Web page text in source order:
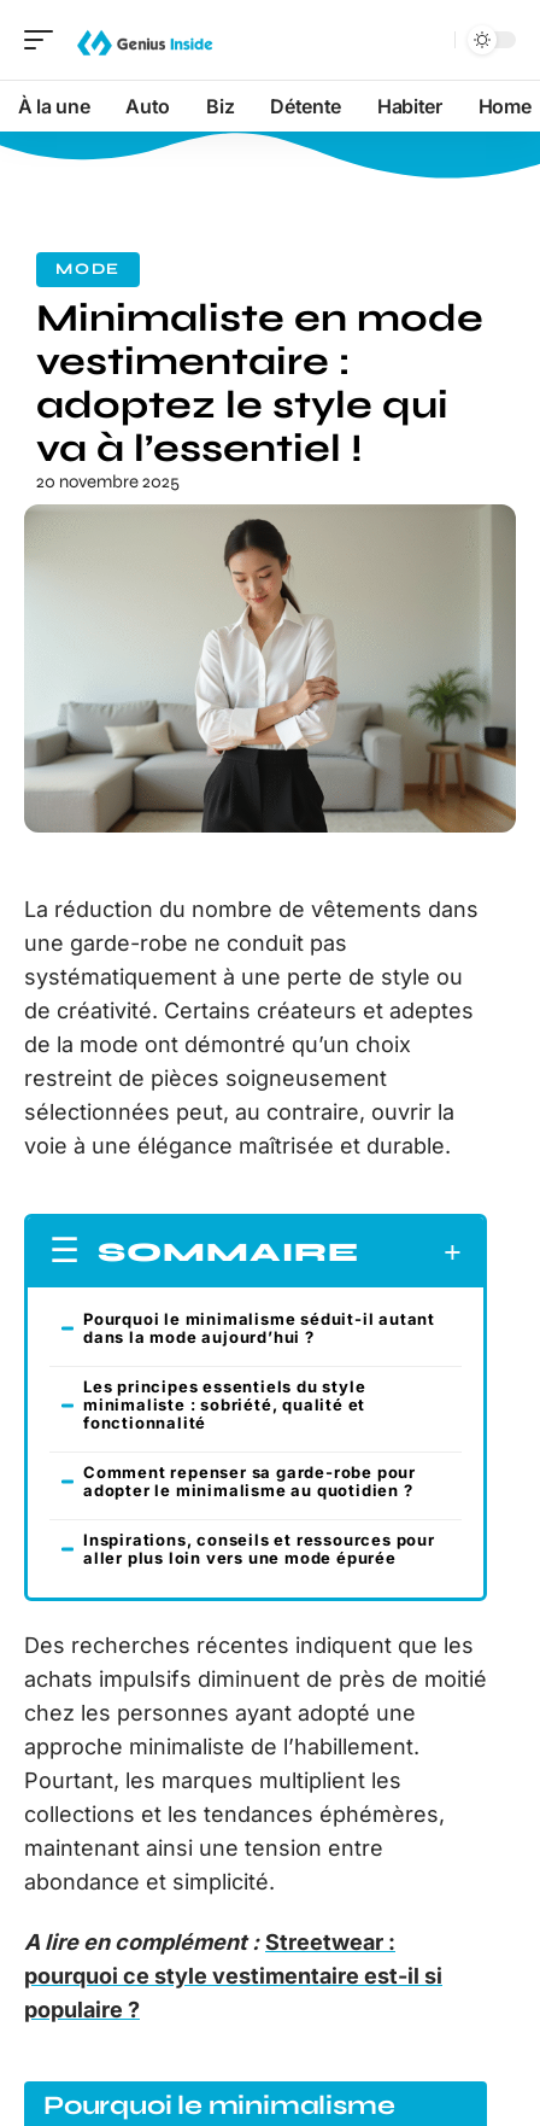
À la une Auto Biz Détente Habiter Home
MODE
Minimaliste en mode
vestimentaire :
adoptez le style qui
va à l’essentiel !
20 novembre 2025
La réduction du nombre de vêtements dans
une garde-robe ne conduit pas
systématiquement à une perte de style ou
de créativité. Certains créateurs et adeptes
de la mode ont démontré qu’un choix
restreint de pièces soigneusement
sélectionnées peut, au contraire, ouvrir la
voie à une élégance maîtrisée et durable.
SOMMAIRE
Pourquoi le minimalisme séduit-il autant
dans la mode aujourd’hui ?
Les principes essentiels du style
minimaliste : sobriété, qualité et
fonctionnalité
Comment repenser sa garde-robe pour
adopter le minimalisme au quotidien ?
Inspirations, conseils et ressources pour
aller plus loin vers une mode épurée
Des recherches récentes indiquent que les
achats impulsifs diminuent de près de moitié
chez les personnes ayant adopté une
approche minimaliste de l’habillement.
Pourtant, les marques multiplient les
collections et les tendances éphémères,
maintenant ainsi une tension entre
abondance et simplicité.
A lire en complément : Streetwear :
pourquoi ce style vestimentaire est-il si
populaire ?
Pourquoi le minimalisme